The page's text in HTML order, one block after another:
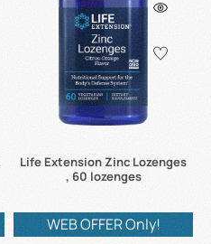
Life Extension Zinc Lozenges
, 60 lozenges
WEB OFFER Only!